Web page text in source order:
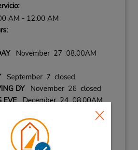
AM - 12:00 AM
November 27 08:00AM
September 7 closed
DYNovember 26 closed
EVEDecember 24 08:00AM
December 25 closed
December 31 08:00AM